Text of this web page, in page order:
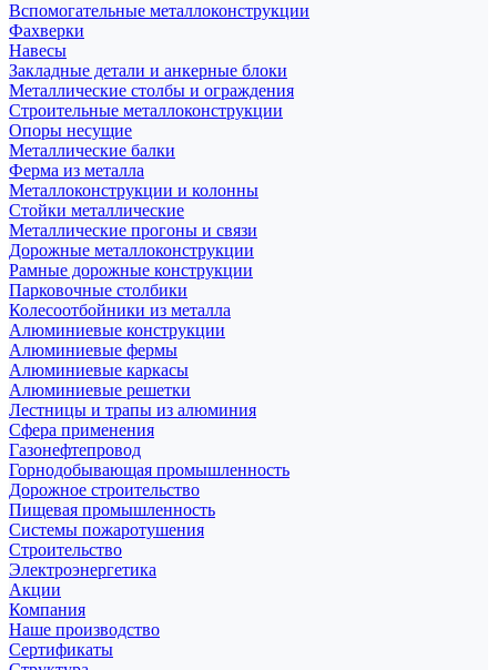
Вспомогательные металлоконструкции
Фахверки
Навесы
Закладные детали и анкерные блоки
Металлические столбы и ограждения
Строительные металлоконструкции
Опоры несущие
Металлические балки
Ферма из металла
Металлоконструкции и колонны
Стойки металлические
Металлические прогоны и связи
Дорожные металлоконструкции
Рамные дорожные конструкции
Парковочные столбики
Колесоотбойники из металла
Алюминиевые конструкции
Алюминиевые фермы
Алюминиевые каркасы
Алюминиевые решетки
Лестницы и трапы из алюминия
Сфера применения
Газонефтепровод
Горнодобывающая промышленность
Дорожное строительство
Пищевая промышленность
Системы пожаротушения
Строительство
Электроэнергетика
Акции
Компания
Наше производство
Сертификаты